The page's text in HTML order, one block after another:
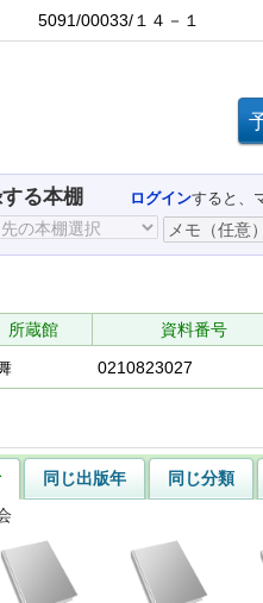
5091/00033/１４－１
る本棚 ログインすると、
所蔵館 資料番号
0210823027
同じ出版年 同じ分類